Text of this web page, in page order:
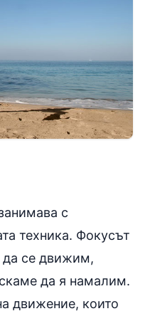
с
техника. Фокусът
да се движим,
да я намалим.
движение, които